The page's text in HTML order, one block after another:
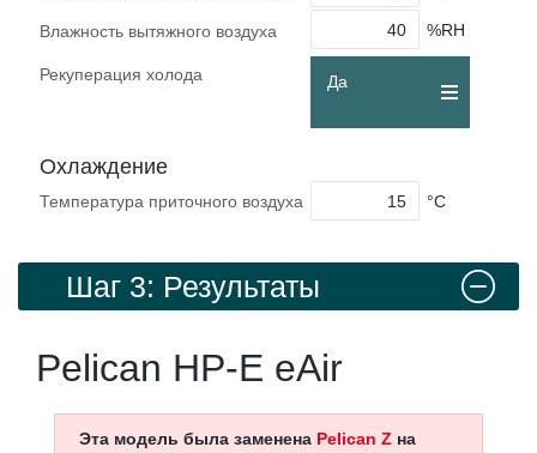
Влажность вытяжного воздуха %RH
Рекуперация холода Да
Охлаждение
Температура приточного воздуха °C
Шаг 3: Результаты
Pelican HP-E eAir
Эта модель была заменена Pelican Z на